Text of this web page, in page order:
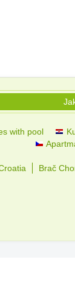
with pool
Brač